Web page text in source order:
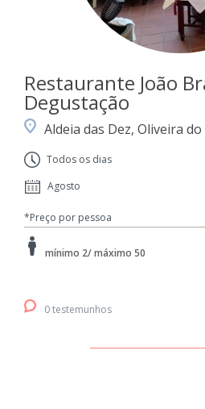
Restaurante João
Degustação
Aldeia das Dez, Oliveira
Todos os dias
Agosto
*Preço por pessoa
mínimo 2/ máximo 50
0 testemunhos